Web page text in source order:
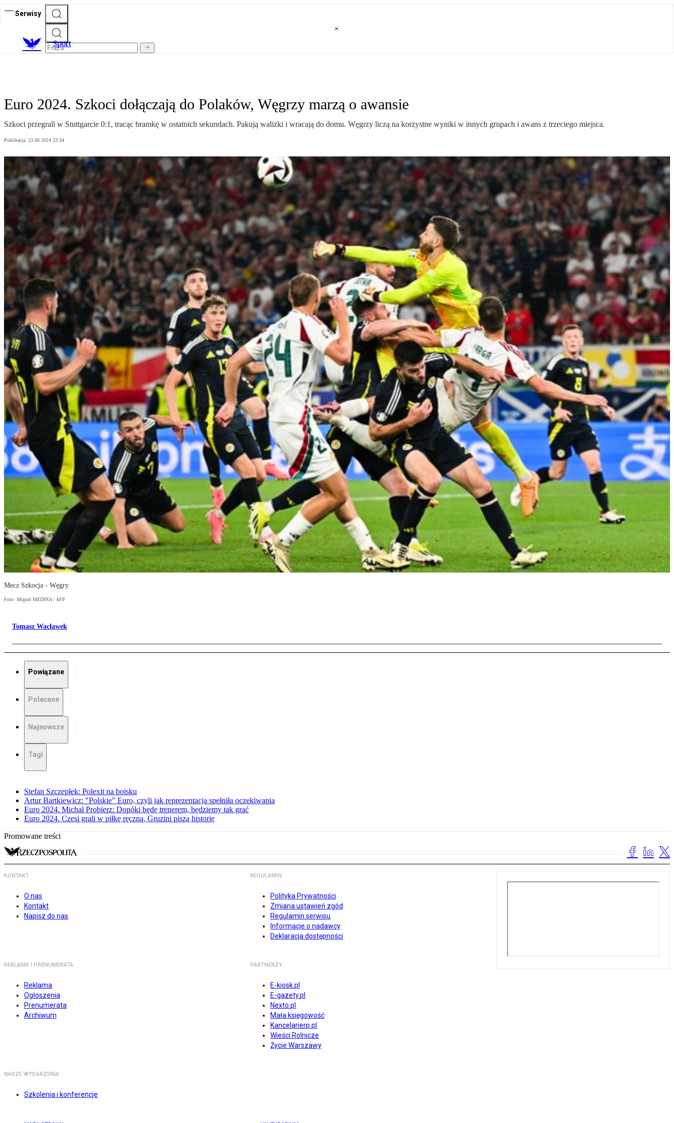
Serwisy
Sport
Euro 2024. Szkoci dołączają do Polaków, Węgrzy marzą o awansie
Szkoci przegrali w Stuttgarcie 0:1, tracąc bramkę w ostatnich sekundach. Pakują walizki i wracają do domu. Węgrzy liczą na korzystne wyniki w innych grupach i awans z trzeciego miejsca.
Publikacja: 23.06.2024 23:34
Mecz Szkocja - Węgry
Foto: Miguel MEDINA / AFP
Tomasz Wacławek
Powiązane
Polecane
Najnowsze
Tagi
Stefan Szczepłek: Polexit na boisku
Artur Bartkiewicz: "Polskie" Euro, czyli jak reprezentacja spełniła oczekiwania
Euro 2024. Michał Probierz: Dopóki będę trenerem, będziemy tak grać
Euro 2024. Czesi grali w piłkę ręczną, Gruzini piszą historię
Promowane treści
KONTAKT
O nas
Kontakt
Napisz do nas
REGULAMIN
Polityka Prywatności
Zmiana ustawień zgód
Regulamin serwisu
Informacje o nadawcy
Deklaracja dostępności
REKLAMA I PRENUMERATA
Reklama
Ogłoszenia
Prenumerata
Archiwum
PARTNERZY
E-kiosk.pl
E-gazety.pl
Nexto.pl
Mała księgowość
Kancelarierp.pl
Wieści Rolnicze
Życie Warszawy
NASZE WYDARZENIA
Szkolenia i konferencje